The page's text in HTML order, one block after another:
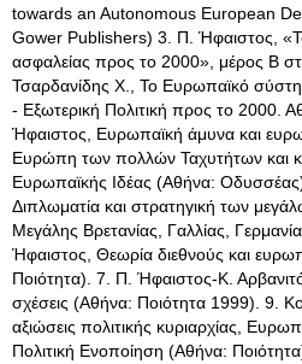
towards an Autonomous European
Gower Publishers) 3. Π. Ήφαιστος,
ασφαλείας προς το 2000», μέρος Β
Τσαρδανίδης Χ., Το Ευρωπαϊκό
- Εξωτερική Πολιτική προς το 2000.
Ήφαιστος, Ευρωπαϊκή άμυνα και
Ευρώπη των πολλών Ταχυτήτων και
Ευρωπαϊκής Ιδέας (Αθήνα:
Διπλωματία και στρατηγική των
Μεγάλης Βρετανίας, Γαλλίας,
Ήφαιστος, Θεωρία διεθνούς και
Ποιότητα). 7. Π. Ήφαιστος-Κ.
σχέσεις (Αθήνα: Ποιότητα 1999). 9.
αξιώσεις πολιτικής κυριαρχίας,
Πολιτική Ενοποίηση (Αθήνα: